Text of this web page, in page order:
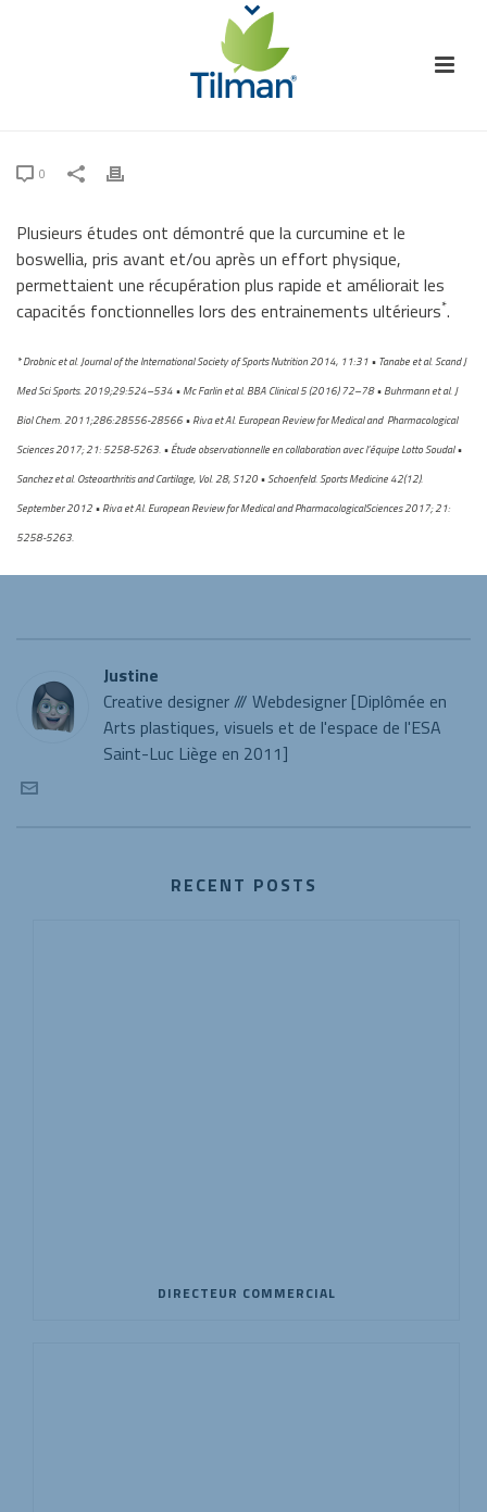
0
Plusieurs études ont démontré que la curcumine et le
boswellia, pris avant et/ou après un effort physique,
permettaient une récupération plus rapide et améliorait les
capacités fonctionnelles lors des entrainements ultérieurs*.
* Drobnic et al. Journal of the International Society of Sports Nutrition 2014, 11:31 • Tanabe et al. Scand J
Med Sci Sports. 2019;29:524–534 • Mc Farlin et al. BBA Clinical 5 (2016) 72–78 • Buhrmann et al. J
Biol Chem. 2011;286:28556-28566 • Riva et Al. European Review for Medical and Pharmacological
Sciences 2017; 21: 5258-5263. • Étude observationnelle en collaboration avec l’équipe Lotto Soudal •
Sanchez et al. Osteoarthritis and Cartilage, Vol. 28, S120 • Schoenfeld. Sports Medicine 42(12).
September 2012 • Riva et Al. European Review for Medical and PharmacologicalSciences 2017; 21:
5258-5263.
Justine
Creative designer /// Webdesigner [Diplômée en
Arts plastiques, visuels et de l'espace de l'ESA
Saint-Luc Liège en 2011]
RECENT POSTS
DIRECTEUR COMMERCIAL